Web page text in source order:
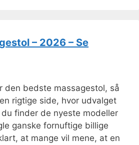
– 2026 – Se
den bedste massagestol, så
rigtige side, hvor udvalget
finder de nyeste modeller
ganske fornuftige billige
at mange vil mene, at en